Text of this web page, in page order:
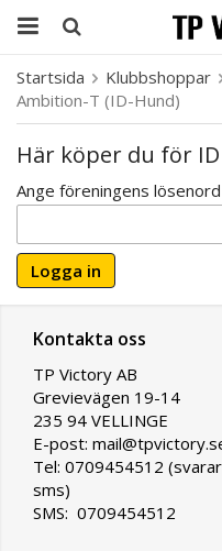
Startsida Klubbshoppar
Ambition-T (ID-Hund)
Här köper du för
Ange föreningens
Logga in
Kontakta oss
TP Victory AB
Grevievägen 19-14
235 94 VELLINGE
E-post:
Tel: 0709454512
sms)
SMS: 0709454512